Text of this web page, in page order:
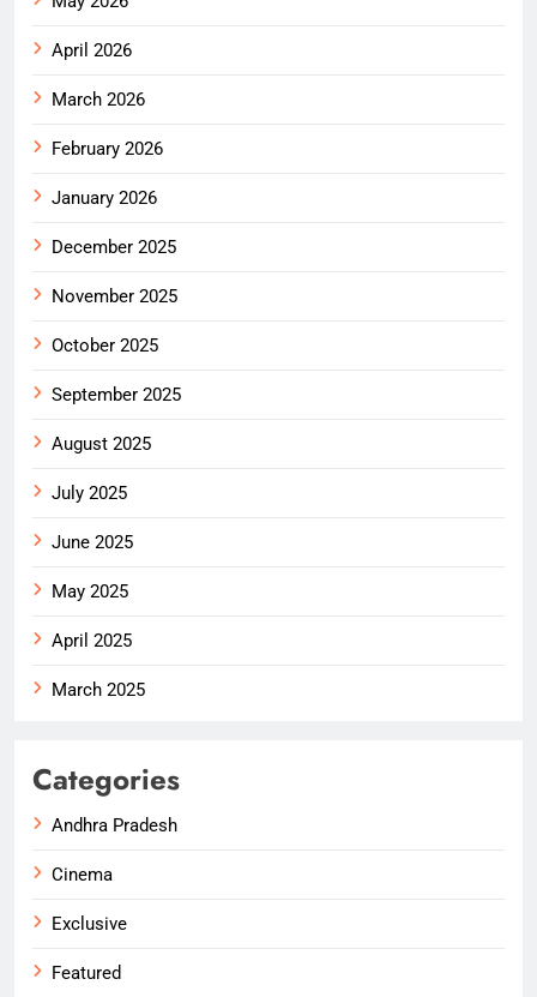
April 2026
March 2026
February 2026
January 2026
December 2025
November 2025
October 2025
September 2025
August 2025
July 2025
June 2025
May 2025
April 2025
March 2025
Categories
Andhra Pradesh
Cinema
Exclusive
Featured